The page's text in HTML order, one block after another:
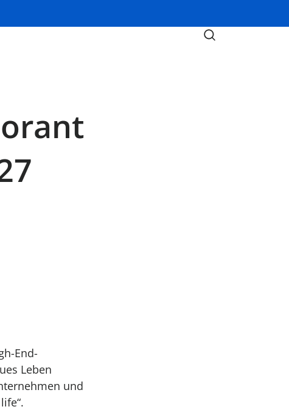
End-
Leben
und